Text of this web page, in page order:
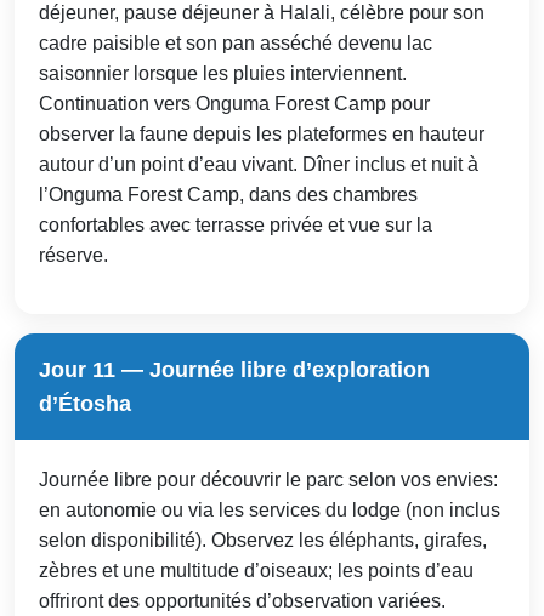
déjeuner, pause déjeuner à Halali, célèbre pour son
cadre paisible et son pan asséché devenu lac
saisonnier lorsque les pluies interviennent.
Continuation vers Onguma Forest Camp pour
observer la faune depuis les plateformes en hauteur
autour d’un point d’eau vivant. Dîner inclus et nuit à
l’Onguma Forest Camp, dans des chambres
confortables avec terrasse privée et vue sur la
réserve.
Jour 11 — Journée libre d’exploration
d’Étosha
Journée libre pour découvrir le parc selon vos envies:
en autonomie ou via les services du lodge (non inclus
selon disponibilité). Observez les éléphants, girafes,
zèbres et une multitude d’oiseaux; les points d’eau
offriront des opportunités d’observation variées.